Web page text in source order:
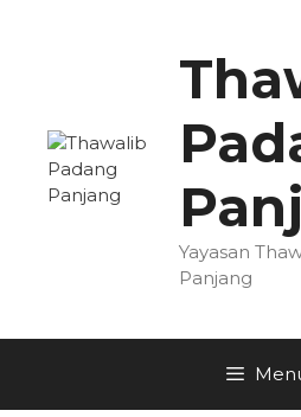
Yayasan
Panjang